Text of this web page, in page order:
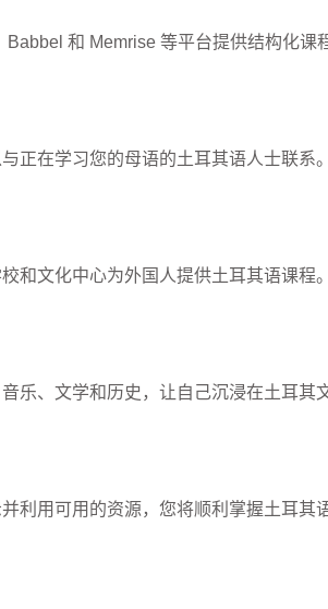
和 Memrise 等平台提供结构化课
正在学习您的母语的土耳其语人士联系
和文化中心为外国人提供土耳其语课程
乐、文学和历史，让自己沉浸在土耳其
利用可用的资源，您将顺利掌握土耳其